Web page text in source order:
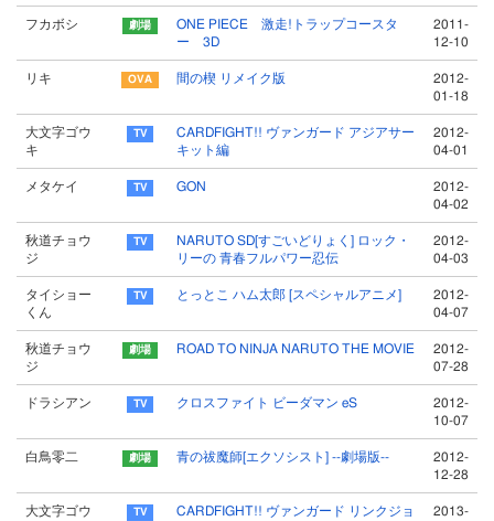
フカボシ
ONE PIECE 激走!トラップコースタ
ー 3D
2011-
12-10
リキ 間の楔 リメイク版
2012-
01-18
大文字ゴウ
キ
CARDFIGHT!! ヴァンガード アジアサー
キット編
2012-
04-01
メタケイ GON
2012-
04-02
秋道チョウ
ジ
NARUTO SD[すごいどりょく] ロック・
リーの 青春フルパワー忍伝
2012-
04-03
タイショー
くん
とっとこ ハム太郎 [スペシャルアニメ]
2012-
04-07
秋道チョウ
ジ
ROAD TO NINJA NARUTO THE MOVIE
2012-
07-28
ドラシアン クロスファイト ビーダマン eS
2012-
10-07
白鳥零二 青の祓魔師[エクソシスト] --劇場版--
2012-
12-28
大文字ゴウ
CARDFIGHT!! ヴァンガード リンクジョ
2013-